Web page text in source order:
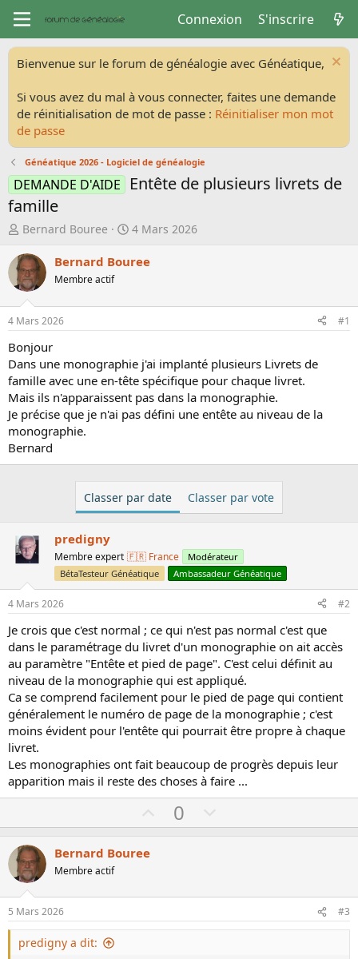
Connexion S'inscrire
Bienvenue sur le forum de généalogie avec Généatique,
Si vous avez du mal à vous connecter, faites une demande
de réinitialisation de mot de passe : Réinitialiser mon mot
de passe
Généatique 2026 - Logiciel de généalogie
DEMANDE D'AIDE
Entête de plusieurs livrets de
famille
A
t
e
u
r
d
e
l
a
d
i
s
c
u
s
Bernard Bouree
D
t
e
é
u
t
4 Mars 2026
Bernard Bouree
Membre actif
4 Mars 2026 #1
Bonjour
Dans une monographie j'ai implanté plusieurs Livrets de
famille avec une en-tête spécifique pour chaque livret.
Mais ils n'apparaissent pas dans la monographie.
Je précise que je n'ai pas défini une entête au niveau de la
monographie.
Bernard
Classer par date Classer par vote
predigny
Membre expert 🇫🇷 France
Modérateur
BétaTesteur Généatique
Ambassadeur Généatique
4 Mars 2026 #2
Je crois que c'est normal ; ce qui n'est pas normal c'est que
dans le paramétrage du livret d'un monographie on ait accès
au paramètre "Entête et pied de page". C'est celui définit au
niveau de la monographie qui est appliqué.
Ca se comprend facilement pour le pied de page qui contient
généralement le numéro de page de la monographie ; c'est
moins évident pour l'entête qui pourrait être propre à chaque
livret.
Les monographies ont fait beaucoup de progrès depuis leur
apparition mais il reste des choses à faire ...
U
p
0
o
t
Bernard Bouree
Membre actif
5 Mars 2026 #3
predigny a dit: